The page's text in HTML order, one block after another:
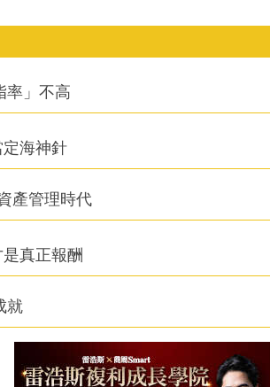
率」不高
海神針
產管理時代
真正報酬
就